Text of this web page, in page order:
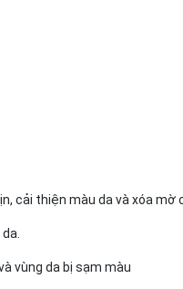
cải thiện màu da và xóa
vùng da bị sạm màu